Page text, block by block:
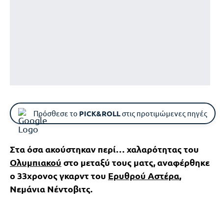
Πρόσθεσε το PICK&ROLLστις προτιμώμενες πηγές
Στα όσα ακούστηκαν περί… χαλαρότητας του
Ολυμπιακού στο μεταξύ τους ματς, αναφέρθηκε
ο 33χρονος γκαρντ του Ερυθρού Αστέρα,
Νεμάνια Νέντοβιτς.